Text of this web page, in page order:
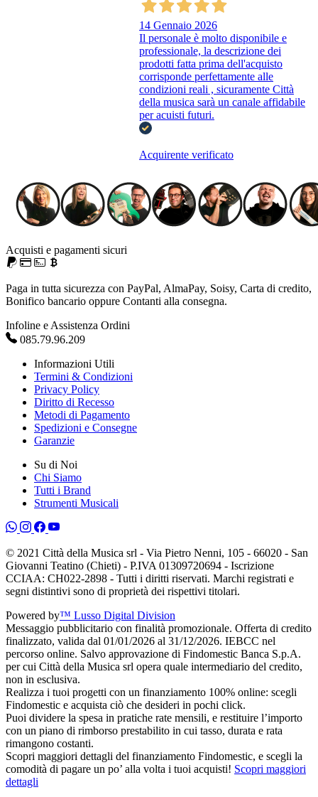
14 Gennaio 2026
Il personale è molto disponibile e
professionale, la descrizione dei
prodotti fatta prima dell'acquisto
corrisponde perfettamente alle
condizioni reali , sicuramente Città
della musica sarà un canale affidabile
per acuisti futuri.
Acquirente verificato
Acquisti e pagamenti sicuri
Paga in tutta sicurezza con PayPal, AlmaPay, Soisy, Carta di credito,
Bonifico bancario oppure Contanti alla consegna.
Infoline e Assistenza Ordini
085.79.96.209
Informazioni Utili
Termini & Condizioni
Privacy Policy
Diritto di Recesso
Metodi di Pagamento
Spedizioni e Consegne
Garanzie
Su di Noi
Chi Siamo
Tutti i Brand
Strumenti Musicali
© 2021 Città della Musica srl - Via Pietro Nenni, 105 - 66020 - San
Giovanni Teatino (Chieti) - P.IVA 01309720694 - Iscrizione
CCIAA: CH022-2898 - Tutti i diritti riservati. Marchi registrati e
segni distintivi sono di proprietà dei rispettivi titolari.
Powered by™ Lusso Digital Division
Messaggio pubblicitario con finalità promozionale. Offerta di credito
finalizzato, valida dal 01/01/2026 al 31/12/2026. IEBCC nel
percorso online. Salvo approvazione di Findomestic Banca S.p.A.
per cui Città della Musica srl opera quale intermediario del credito,
non in esclusiva.
Realizza i tuoi progetti con un finanziamento 100% online: scegli
Findomestic e acquista ciò che desideri in pochi click.
Puoi dividere la spesa in pratiche rate mensili, e restituire l’importo
con un piano di rimborso prestabilito in cui tasso, durata e rata
rimangono costanti.
Scopri maggiori dettagli del finanziamento Findomestic, e scegli la
comodità di pagare un po’ alla volta i tuoi acquisti! Scopri maggiori
dettagli